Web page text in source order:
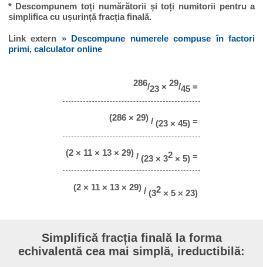
* Descompunem toți numărătorii și toți numitorii pentru a
simplifica cu ușurință fracția finală.
Link extern » Descompune numerele compuse în factori
primi, calculator online
286/23× 29/45=
(286 × 29)/ (23 × 45)=
(2 × 11 × 13 × 29)/ (23 × 32× 5)=
(2 × 11 × 13 × 29)/ (32× 5 × 23)
Simplifică fracția finală la forma
echivalentă cea mai simplă, ireductibilă: